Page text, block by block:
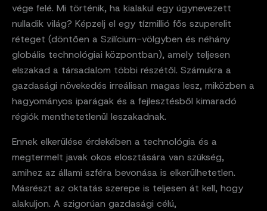
vége felé. Mi történik, ha kialakul egy úgynevezett
nulladik világ? Képzelj el egy tízmillió fős szuperelit
réteget (döntően a Szilícium-völgyben és néhány
globális technológiai központban), amely teljesen
elszakad a társadalom többi részétől. Számukra a
gazdasági növekedés irreálisan magas lesz, miközben a
hagyományos iparágak és a fejlesztésből kimaradó
régiók menthetetlenül leszakadnak.
Ennek elkerülése érdekében a technológia és a
megtermelt javak okos elosztására van szükség,
amihez az állami szféra bevonása is elkerülhetetlen.
Másrészt az oktatás szerepe is teljesen át kell, hogy
alakuljon. A szigorúan gazdasági célú,